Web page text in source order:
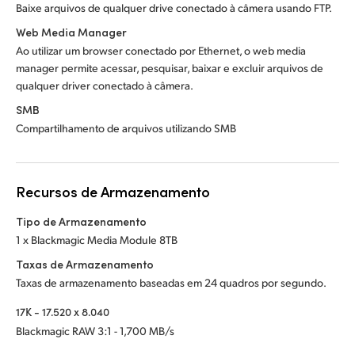
Baixe arquivos de qualquer drive conectado à câmera usando FTP.
Web Media Manager
Ao utilizar um browser conectado por Ethernet, o web media
manager permite acessar, pesquisar, baixar e excluir arquivos de
qualquer driver conectado à câmera.
SMB
Compartilhamento de arquivos utilizando SMB
Recursos de Armazenamento
Tipo de Armazenamento
1 x Blackmagic Media Module 8TB
Taxas de Armazenamento
Taxas de armazenamento baseadas em 24 quadros por segundo.
17K - 17.520 x 8.040
Blackmagic RAW 3:1 - 1,700 MB/s